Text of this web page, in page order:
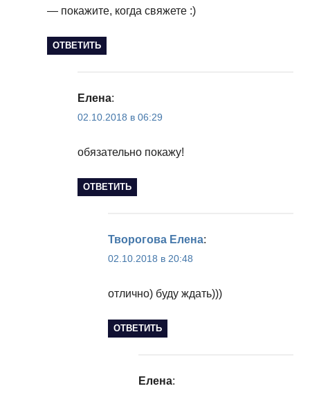
— покажите, когда свяжете :)
ОТВЕТИТЬ
Елена:
02.10.2018 в 06:29
обязательно покажу!
ОТВЕТИТЬ
Творогова Елена:
02.10.2018 в 20:48
отлично) буду ждать)))
ОТВЕТИТЬ
Елена: